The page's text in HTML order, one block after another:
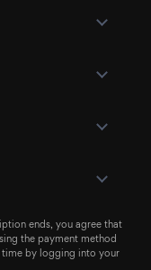
ends, you agree that
the payment method
time by logging into your